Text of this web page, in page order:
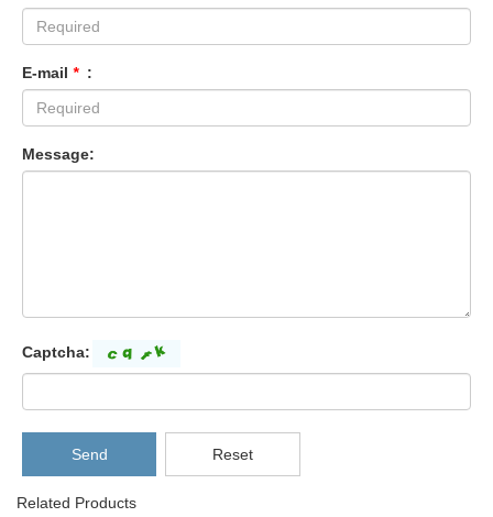
E-mail * :
Message:
Captcha:
Send Reset
Related Products